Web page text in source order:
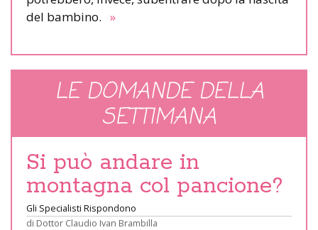
del bambino. »
LE DOMANDE DELLA
SETTIMANA
Si può andare in
montagna col pancione?
Gli Specialisti Rispondono
di Dottor Claudio Ivan Brambilla